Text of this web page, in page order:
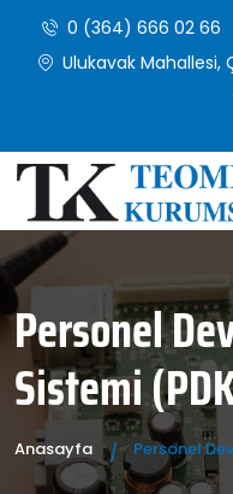
0 (364) 666 02 66
Ulukavak Mahallesi,
Personel
Sistemi
Anasayfa Personel